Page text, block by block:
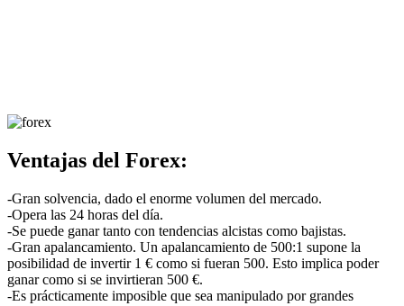
Ventajas del Forex:
-Gran solvencia, dado el enorme volumen del mercado.
-Opera las 24 horas del día.
-Se puede ganar tanto con tendencias alcistas como bajistas.
-Gran apalancamiento. Un apalancamiento de 500:1 supone la
posibilidad de invertir 1 € como si fueran 500. Esto implica poder
ganar como si se invirtieran 500 €.
-Es prácticamente imposible que sea manipulado por grandes